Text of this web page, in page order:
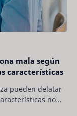
mala según
características
pueden delatar
no